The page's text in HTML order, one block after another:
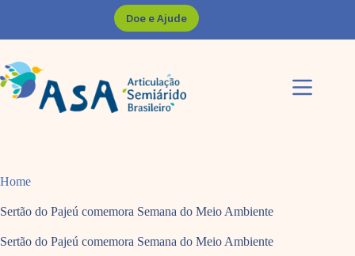
Doe e Ajude
Home
Sertão do Pajeú comemora Semana do Meio Ambiente
Sertão do Pajeú comemora Semana do Meio Ambiente